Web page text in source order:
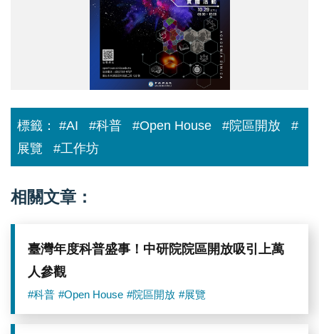
標籤： #AI #科普 #Open House #院區開放
#
展覽
#工作坊
相關文章：
臺灣年度科普盛事！中研院院區開放吸引上萬
人參觀
#科普 #Open House #院區開放 #展覽